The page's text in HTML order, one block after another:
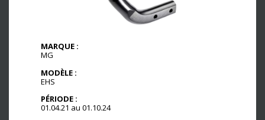
MARQUE :
MG
MODÈLE :
EHS
PÉRIODE :
01.04.21 au 01.10.24